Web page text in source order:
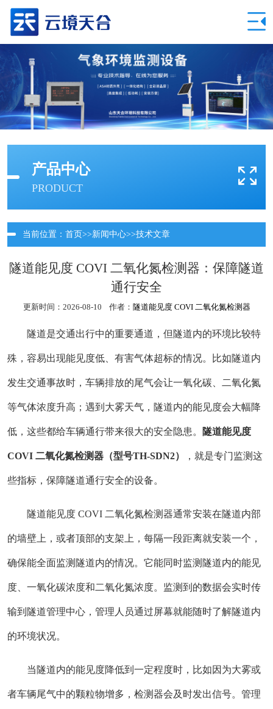
产品中心
PRODUCT
当前位置： 首页>>新闻中心>>技术文章
隧道能见度 COVI 二氧化氮检测器：保障隧道
通行安全
更新时间：2026-08-10 作者： 隧道能见度 COVI 二氧化氮检测器
隧道是交通出行中的重要通道，但隧道内的环境比较特
殊，容易出现能见度低、有害气体超标的情况。比如隧道内
发生交通事故时，车辆排放的尾气会让一氧化碳、二氧化氮
等气体浓度升高；遇到大雾天气，隧道内的能见度会大幅降
低，这些都给车辆通行带来很大的安全隐患。 隧道能见度
COVI 二氧化氮检测器（型号TH-SDN2） ，就是专门监测这
些指标，保障隧道通行安全的设备。
隧道能见度 COVI 二氧化氮检测器通常安装在隧道内部
的墙壁上，或者顶部的支架上，每隔一段距离就安装一个，
确保能全面监测隧道内的情况。它能同时监测隧道内的能见
度、一氧化碳浓度和二氧化氮浓度。监测到的数据会实时传
输到隧道管理中心，管理人员通过屏幕就能随时了解隧道内
的环境状况。
当隧道内的能见度降低到一定程度时，比如因为大雾或
者车辆尾气中的颗粒物增多，检测器会及时发出信号。管理